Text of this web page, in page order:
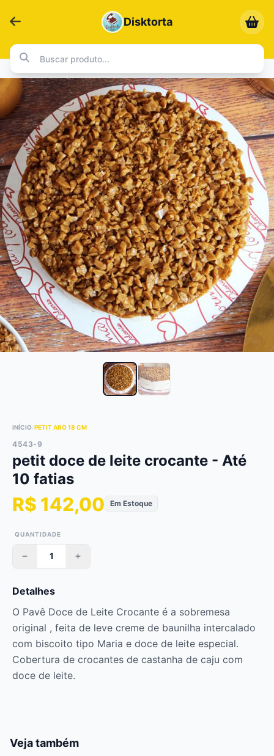
Disktorta
INÍCIO/PETIT ARO 18 CM
4543-9
petit doce de leite crocante - Até
10 fatias
R$ 142,00 Em Estoque
QUANTIDADE
Detalhes
O Pavê Doce de Leite Crocante é a sobremesa
original , feita de leve creme de baunilha intercalado
com biscoito tipo Maria e doce de leite especial.
Cobertura de crocantes de castanha de caju com
doce de leite.
Veja também